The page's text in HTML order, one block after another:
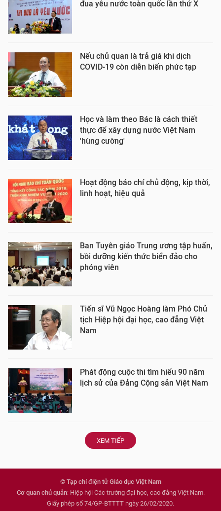
đua yêu nước toàn quốc lần thứ X
Nếu chủ quan là trả giá khi dịch
COVID-19 còn diễn biến phức tạp
Học và làm theo Bác là cách thiết
thực để xây dựng nước Việt Nam
'hùng cường'
Hoạt động báo chí chủ động, kịp thời,
linh hoạt, hiệu quả
Ban Tuyên giáo Trung ương tập huấn,
bồi dưỡng kiến thức biển đảo cho
phóng viên
Tiến sĩ Vũ Ngọc Hoàng làm Phó Chủ
tịch Hiệp hội đại học, cao đẳng Việt
Nam
Phát động cuộc thi tìm hiểu 90 năm
lịch sử của Đảng Cộng sản Việt Nam
XEM TIẾP
© Tạp chí điện tử Giáo dục Việt Nam
Cơ quan chủ quản: Hiệp hội Các trường đại học, cao đẳng Việt Nam.
Giấy phép số 74/GP-BTTTT ngày 26/02/2020.